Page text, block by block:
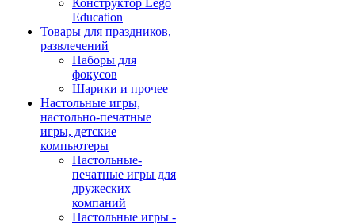
Конструктор Lego
Education
Товары для праздников,
развлечений
Наборы для
фокусов
Шарики и прочее
Настольные игры,
настольно-печатные
игры, детские
компьютеры
Настольные-
печатные игры для
дружеских
компаний
Настольные игры -